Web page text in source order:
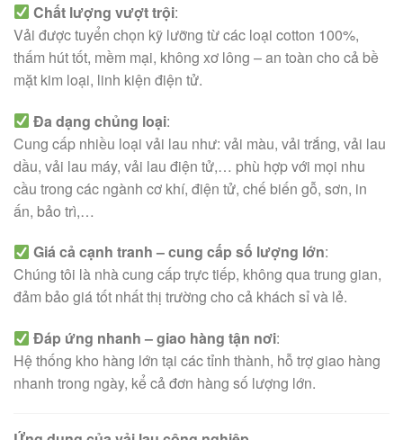
Chất lượng vượt trội:
Vải được tuyển chọn kỹ lưỡng từ các loại cotton 100%,
thấm hút tốt, mềm mại, không xơ lông – an toàn cho cả bề
mặt kim loại, linh kiện điện tử.
Đa dạng chủng loại:
Cung cấp nhiều loại vải lau như: vải màu, vải trắng, vải lau
dầu, vải lau máy, vải lau điện tử,… phù hợp với mọi nhu
cầu trong các ngành cơ khí, điện tử, chế biến gỗ, sơn, in
ấn, bảo trì,…
Giá cả cạnh tranh – cung cấp số lượng lớn:
Chúng tôi là nhà cung cấp trực tiếp, không qua trung gian,
đảm bảo giá tốt nhất thị trường cho cả khách sỉ và lẻ.
Đáp ứng nhanh – giao hàng tận nơi:
Hệ thống kho hàng lớn tại các tỉnh thành, hỗ trợ giao hàng
nhanh trong ngày, kể cả đơn hàng số lượng lớn.